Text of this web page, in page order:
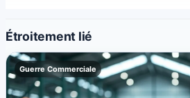
Étroitement lié
Guerre Commerciale